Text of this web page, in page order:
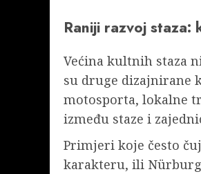
Raniji razvoj staza:
Većina kultnih staza
su druge dizajnirane
motosporta, lokalne
između staze i
Primjeri koje često
karakteru, ili